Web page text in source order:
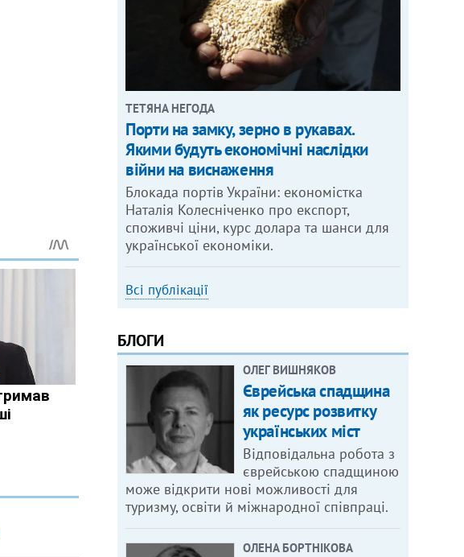
ТЕТЯНА НЕГОДА
Порти на замку, зерно в рукавах.
Якими будуть економічні наслідки
війни на виснаження
Блокада портів України: економістка
Наталія Колесніченко про експорт,
споживчі ціни, курс долара та шанси для
української економіки.
Всі публікації
БЛОГИ
ОЛЕГ ВИШНЯКОВ
Єврейська спадщина
як ресурс розвитку
українських міст
Відповідальна робота з
єврейською спадщиною
може відкрити нові можливості для
туризму, освіти й міжнародної співпраці.
ОЛЕНА БОРТНІКОВА